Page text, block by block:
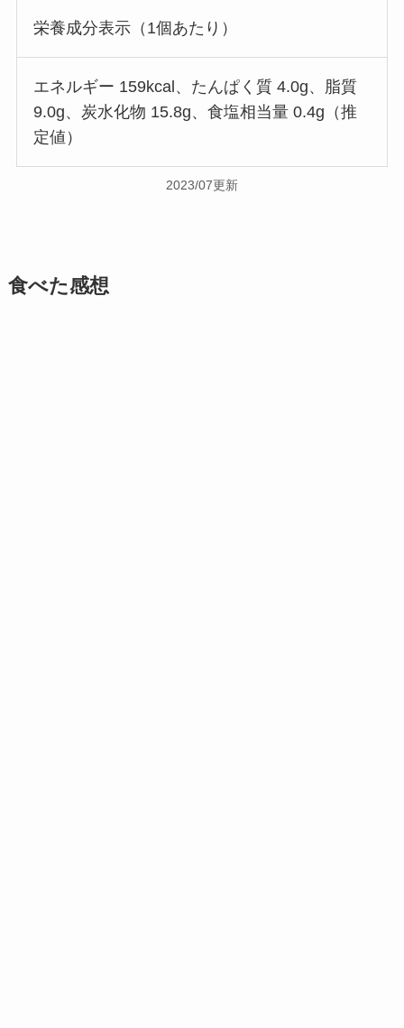
栄養成分表示（1個あたり）
エネルギー 159kcal、たんぱく質 4.0g、脂質
9.0g、炭水化物 15.8g、食塩相当量 0.4g（推
定値）
2023/07更新
食べた感想